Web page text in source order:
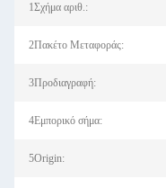
1Σχήμα αριθ.:
2Πακέτο Μεταφοράς:
3Προδιαγραφή:
4Εμπορικό σήμα:
5Origin: